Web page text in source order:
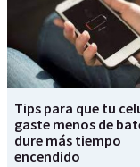
Tips para que tu
gaste menos de
dure más tiempo
encendido